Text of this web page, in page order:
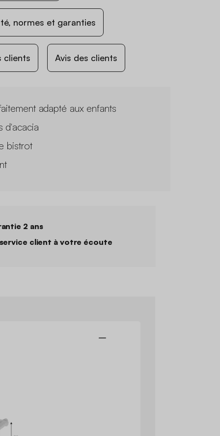
normes et garanties
clients Avis des clients
adapté aux enfants
d'acacia
bistrot
2 ans
client à votre écoute